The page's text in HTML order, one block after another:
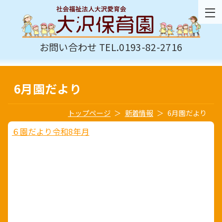
お問い合わせ TEL.0193-82-2716
6月園だより
トップページ 新着情報 6月園だより
６園だより令和8年月